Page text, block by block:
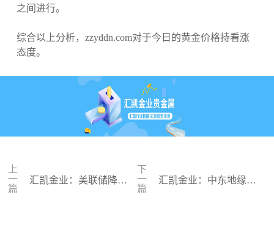
之间进行。
综合以上分析，zzyddn.com对于今日的黄金价格持看涨
态度。
上
一
篇
汇凯金业：美联储降息
下
一
篇
汇凯金业：中东地缘冲